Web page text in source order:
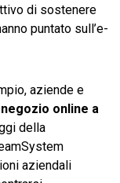
di sostenere
puntato sull’e-
aziende e
online a
della
aziendali